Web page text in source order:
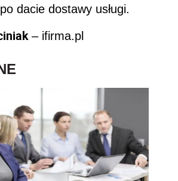
dacie dostawy usługi.
– ifirma.pl